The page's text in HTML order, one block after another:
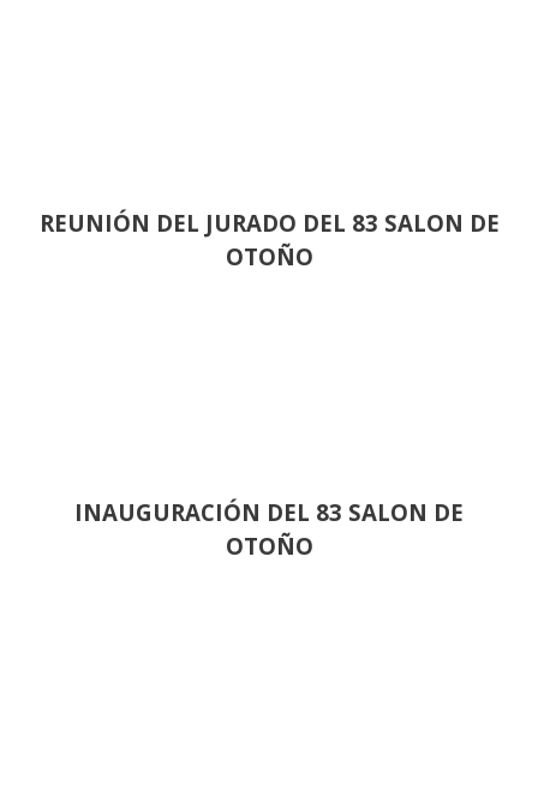
REUNIÓN DEL JURADO DEL 83 SALON DE
OTOÑO
INAUGURACIÓN DEL 83 SALON DE
OTOÑO